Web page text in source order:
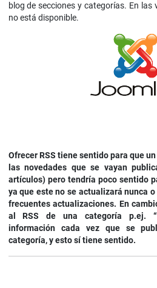
blog de secciones y categorías. En
no está disponible.
Ofrecer RSS tiene sentido para que
las novedades que se vayan
artículos) pero tendría poco sentido
ya que este no se actualizará nunca
frecuentes actualizaciones. En
al RSS de una categoría p.ej.
información cada vez que se
categoría, y esto sí tiene sentido.